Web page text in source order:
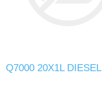
Q7000 20X1L DIESEL